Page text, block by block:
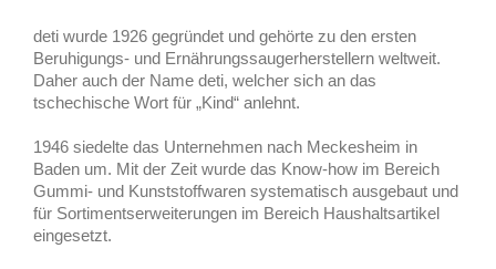
deti wurde 1926 gegründet und gehörte zu den ersten
Beruhigungs- und Ernährungssaugerherstellern weltweit.
Daher auch der Name deti, welcher sich an das
tschechische Wort für „Kind“ anlehnt.
1946 siedelte das Unternehmen nach Meckesheim in
Baden um. Mit der Zeit wurde das Know-how im Bereich
Gummi- und Kunststoffwaren systematisch ausgebaut und
für Sortimentserweiterungen im Bereich Haushaltsartikel
eingesetzt.